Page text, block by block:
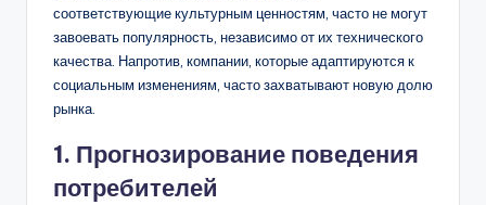
соответствующие культурным ценностям, часто не могут
завоевать популярность, независимо от их технического
качества. Напротив, компании, которые адаптируются к
социальным изменениям, часто захватывают новую долю
рынка.
1. Прогнозирование поведения
потребителей